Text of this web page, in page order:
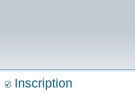
Inscription